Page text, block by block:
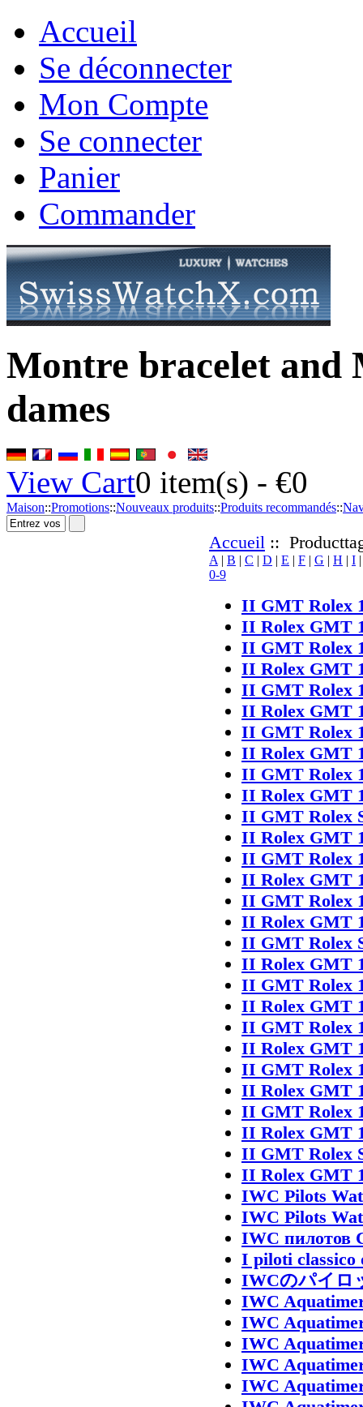
Accueil
Se déconnecter
Mon Compte
Se connecter
Panier
Commander
Montre bracelet and
dames
View Cart0 item(s) - €0
Maison::Promotions::Nouveaux produits::Produits recommandés::
Accueil ::
A | B | C | D | E | F | G | H | I
0-9
II GMT Rolex
II Rolex GMT
II GMT Rolex
II Rolex GMT
II GMT Rolex
II Rolex GMT
II GMT Rolex
II Rolex GMT
II GMT Rolex
II Rolex GMT
II GMT Rolex
II Rolex GMT
II GMT Rolex
II Rolex GMT
II GMT Rolex
II Rolex GMT
II GMT Rolex
II Rolex GMT
II GMT Rolex
II Rolex GMT
II GMT Rolex
II Rolex GMT
II GMT Rolex
II Rolex GMT
II GMT Rolex
II Rolex GMT
II GMT Rolex
II Rolex GMT
IWC Pilots
IWC Pilots
IWC пилотов
I piloti classico
IWCのパイロ
IWC
IWC
IWC
IWC
IWC